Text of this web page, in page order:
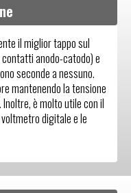
il miglior tappo sul
anodo-catodo) e
seconde a nessuno.
mantenendo la tensione
è molto utile con il
digitale e le